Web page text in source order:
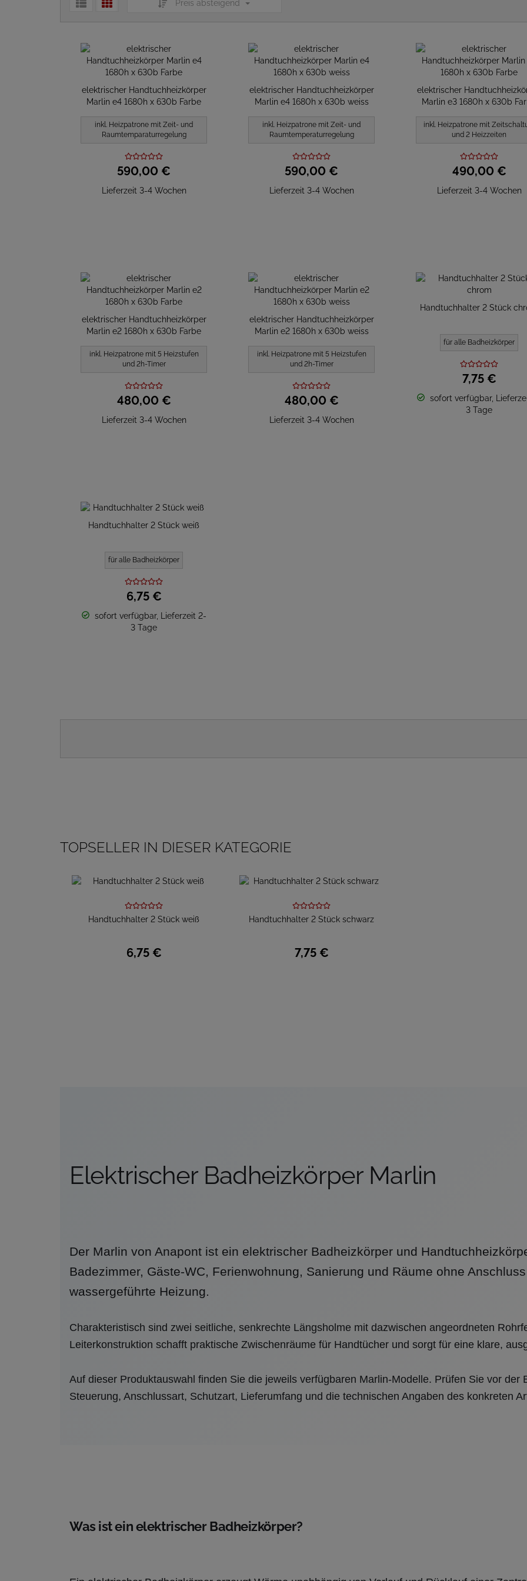
Preis absteigend
elektrischer Handtuchheizkörper
Marlin e4 1680h x 630b Farbe
inkl. Heizpatrone mit Zeit- und
Raumtemparaturregelung
590,00 €
Lieferzeit 3-4 Wochen
elektrischer Handtuchheizkörper
Marlin e4 1680h x 630b weiss
inkl. Heizpatrone mit Zeit- und
Raumtemperaturregelung
590,00 €
Lieferzeit 3-4 Wochen
elektrischer
Marlin e3 1680h x 630b
inkl. Heizpatrone mit
und 2 Heizzeiten
490,00 €
Lieferzeit 3-4 Wochen
elektrischer Handtuchheizkörper
Marlin e2 1680h x 630b Farbe
inkl. Heizpatrone mit 5 Heizstufen
und 2h-Timer
480,00 €
Lieferzeit 3-4 Wochen
elektrischer Handtuchheizkörper
Marlin e2 1680h x 630b weiss
inkl. Heizpatrone mit 5 Heizstufen
und 2h-Timer
480,00 €
Lieferzeit 3-4 Wochen
Handtuchhalter 2 Stück
für alle Badheizkörper
7,75 €
sofort verfügbar,
3 Tage
Handtuchhalter 2 Stück weiß
für alle Badheizkörper
6,75 €
sofort verfügbar, Lieferzeit 2-
3 Tage
TOPSELLER IN DIESER KATEGORIE
Handtuchhalter 2 Stück weiß
6,75 €
Handtuchhalter 2 Stück schwarz
7,75 €
Elektrischer Badheizkörper Marlin
Der Marlin von Anapont ist ein elektrischer Badheizkörper und
Badezimmer, Gäste-WC, Ferienwohnung, Sanierung und Räume ohne
wassergeführte Heizung.
Charakteristisch sind zwei seitliche, senkrechte Längsholme mit dazwischen angeordneten
Leiterkonstruktion schafft praktische Zwischenräume für Handtücher und sorgt für eine klare,
Auf dieser Produktauswahl finden Sie die jeweils verfügbaren Marlin-Modelle. Prüfen Sie vor der
Steuerung, Anschlussart, Schutzart, Lieferumfang und die technischen Angaben des konkreten
Was ist ein elektrischer Badheizkörper?